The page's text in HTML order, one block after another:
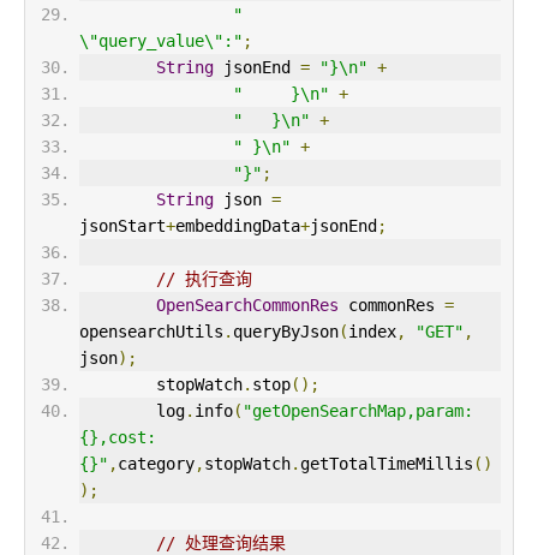
"
\"query_value\":" ;
String jsonEnd = "}\n" +
"     }\n" +
"   }\n" +
" }\n" +
"}" ;
String json =
jsonStart+embeddingData+jsonEnd ;
// 执行查询
OpenSearchCommonRes commonRes =
opensearchUtils . queryByJson(index, "GET" ,
json);
        stopWatch
. stop();
        log
. info( "getOpenSearchMap,param:
{},cost:
{}" ,category,stopWatch.getTotalTimeMillis ()
);
// 处理查询结果